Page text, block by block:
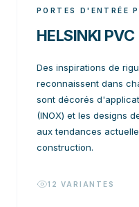
PORTES D'ENTRÉE
HELSINKI PVC
Des inspirations de
reconnaissent dans
sont décorés
(INOX) et les designs
aux tendances
construction.
12 VARIANTES